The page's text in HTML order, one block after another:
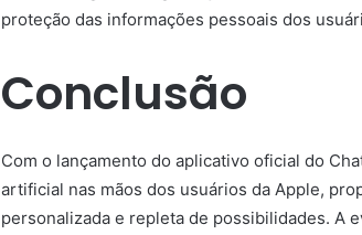
proteção das informações pessoais dos
Conclusão
Com o lançamento do aplicativo oficial do
artificial nas mãos dos usuários da Apple,
personalizada e repleta de possibilidades. A